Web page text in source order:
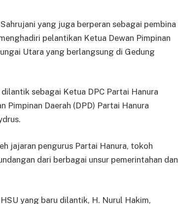
yang juga berperan sebagai pembina
pelantikan Ketua Dewan Pimpinan
Utara yang berlangsung di Gedung
sebagai Ketua DPC Partai Hanura
Pimpinan Daerah (DPD) Partai Hanura
jajaran pengurus Partai Hanura, tokoh
dari berbagai unsur pemerintahan dan
yang baru dilantik, H. Nurul Hakim,